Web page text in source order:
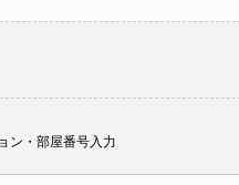
ン・部屋番号入力